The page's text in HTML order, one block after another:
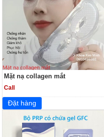
Mặt nạ collagen mắt
Call